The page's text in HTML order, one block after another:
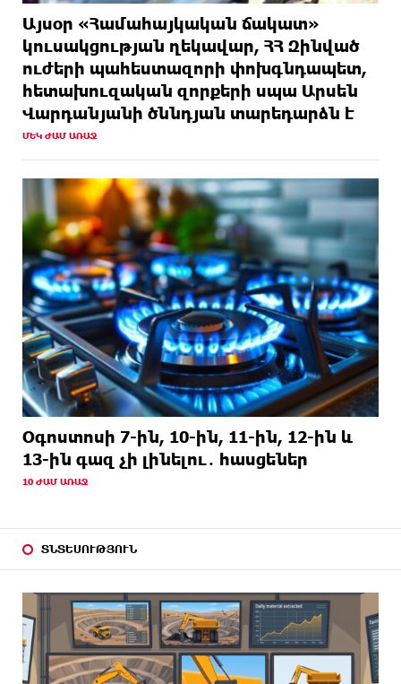
Այսօր «Համահայկական ճակատ»
կուսակցության ղեկավար, ՀՀ Զինված
ուժերի պահեստազորի փոխգնդապետ,
հետախուզական զորքերի սպա Արսեն
Վարդանյանի ծննդյան տարեդարձն է
ՄԵԿ ԺԱՄ ԱՌԱՋ
Օգոստոսի 7-ին, 10-ին, 11-ին, 12-ին և
13-ին գազ չի լինելու․ հասցեներ
10 ԺԱՄ ԱՌԱՋ
ՏՆՏԵՍՈՒԹՅՈՒՆ